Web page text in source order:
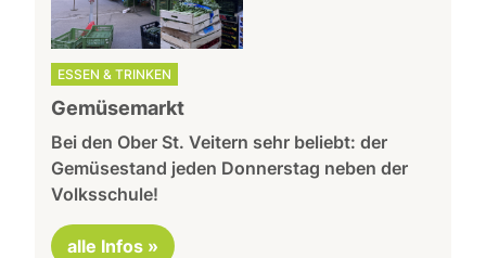
ESSEN & TRINKEN
Gemüsemarkt
Bei den Ober St. Veitern sehr beliebt: der
Gemüsestand jeden Donnerstag neben der
Volksschule!
alle Infos »